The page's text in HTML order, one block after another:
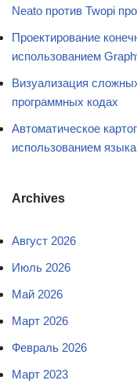
Neato против Twopi
Проектирование
использованием
Визуализация
программных кодах
Автоматическое
использованием
Archives
Август 2026
Июль 2026
Май 2026
Март 2026
Февраль 2026
Март 2023